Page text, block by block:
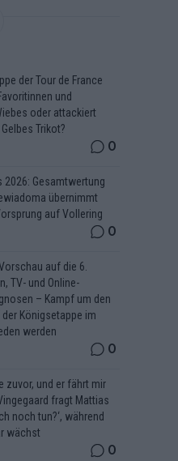
der Tour de France
und
oder attackiert
Trikot?
0
2026: Gesamtwertung
übernimmt
auf Vollering
0
auf die 6.
TV- und Online-
– Kampf um den
Königsetappe im
werden
0
zuvor, und er fährt mir
fragt Mattias
noch tun?‘, während
wächst
0